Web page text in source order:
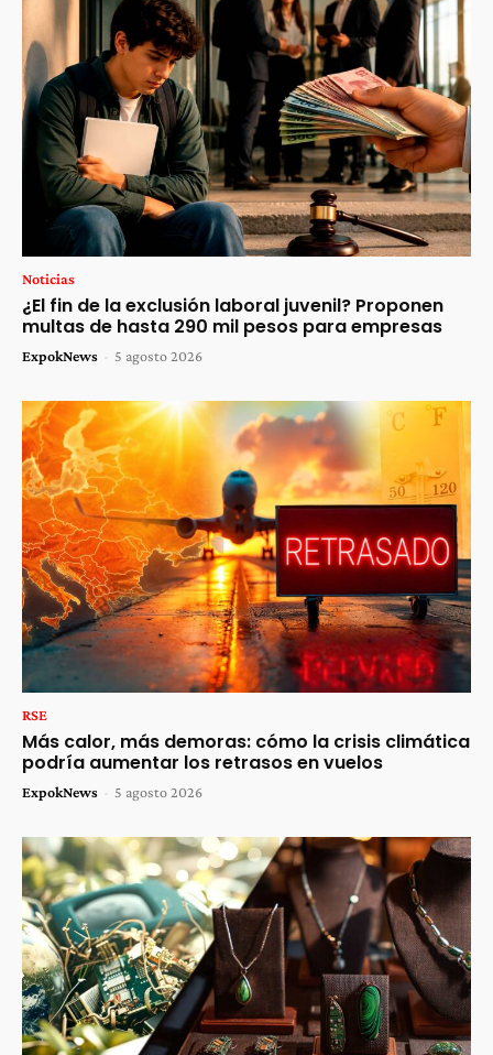
Noticias
¿El fin de la exclusión laboral juvenil? Proponen
multas de hasta 290 mil pesos para empresas
ExpokNews - 5 agosto 2026
RSE
Más calor, más demoras: cómo la crisis climática
podría aumentar los retrasos en vuelos
ExpokNews - 5 agosto 2026